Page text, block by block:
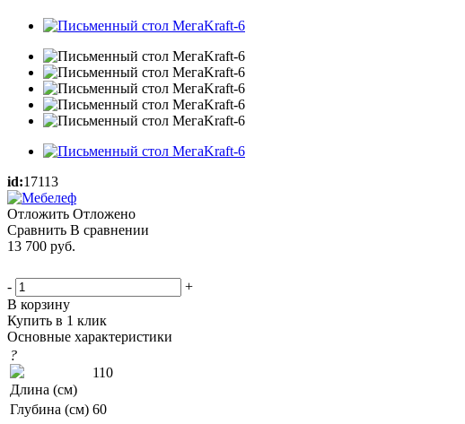
id:17113
Отложить Отложено
Сравнить В сравнении
13 700 руб.
-
+
В корзину
Купить в 1 клик
Основные характеристики
?
Длина (см)
110
Глубина (см) 60